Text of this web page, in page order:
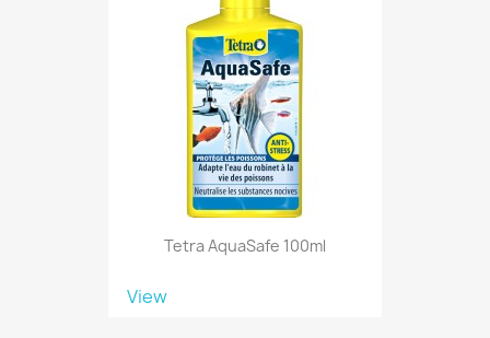
Tetra AquaSafe 100ml
View